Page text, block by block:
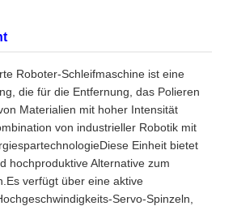
Roboter-Schleifmaschine ist eine
die für die Entfernung, das Polieren
Materialien mit hoher Intensität
von industrieller Robotik mit
Einheit bietet
hochproduktive Alternative zum
verfügt über eine aktive
Servo-Spinzeln,